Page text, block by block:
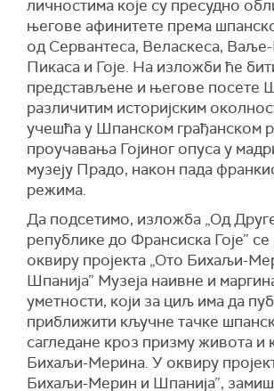
личностима које су пресудно
његове афинитете према
од Сервантеса, Веласкеса,
Пикаса и Гоје. На изложби ће
представљене и његове посете
различитим историјским
учешћа у Шпанском грађанском
проучавања Гојиног опуса у
музеју Прадо, након пада
режима.
Да подсетимо, изложба „Од
републике до Франсиска Гоје” се
оквиру пројекта „Ото Бихаљи-
Шпанија” Музеја наивне и
уметности, који за циљ има да
приближити кључне тачке
сагледане кроз призму живота и
Бихаљи-Мерина. У оквиру
Бихаљи-Мерин и Шпанија”,